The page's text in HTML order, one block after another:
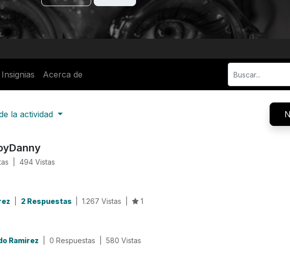
Insignias Acerca de
la actividad
494 Vistas
2 Respuestas 1.267 Vistas 1
Ramirez 0 Respuestas 580 Vistas